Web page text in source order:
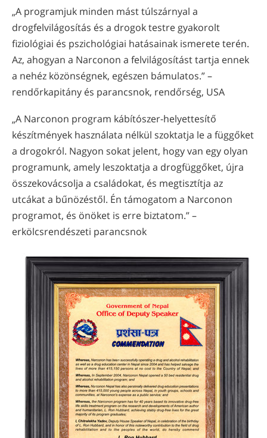
„A programjuk minden mást túlszárnyal a
drogfelvilágosítás és a drogok testre gyakorolt
fiziológiai és pszichológiai hatásainak ismerete terén.
Az, ahogyan a Narconon a felvilágosítást tartja ennek
a nehéz közönségnek, egészen bámulatos.” –
rendőrkapitány és parancsnok, rendőrség, USA
„A Narconon program kábítószer-helyettesítő
készítmények használata nélkül szoktatja le a függőket
a drogokról. Nagyon sokat jelent, hogy van egy olyan
programunk, amely leszoktatja a drogfüggőket, újra
összekovácsolja a családokat, és megtisztítja az
utcákat a bűnözéstől. Én támogatom a Narconon
programot, és önöket is erre biztatom.” –
erkölcsrendészeti parancsnok